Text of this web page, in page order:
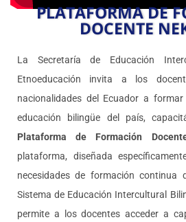
PLATAFORMA DE
DOCENTE
La Secretaría de Educación
Etnoeducación invita a los
nacionalidades del Ecuador a
educación bilingüe del país,
Plataforma de Formación
plataforma, diseñada
necesidades de formación continua
Sistema de Educación Intercultural
permite a los docentes acceder a